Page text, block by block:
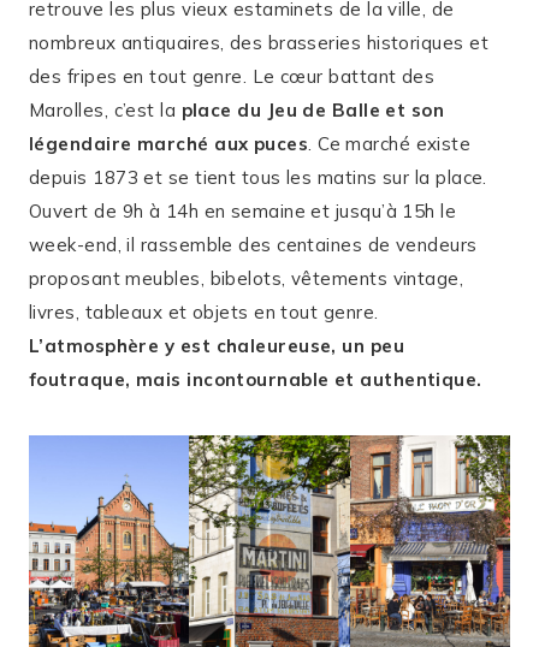
retrouve les plus vieux estaminets de la ville, de
nombreux antiquaires, des brasseries historiques et
des fripes en tout genre. Le cœur battant des
Marolles, c’est la place du Jeu de Balle et son
légendaire marché aux puces . Ce marché existe
depuis 1873 et se tient tous les matins sur la place.
Ouvert de 9h à 14h en semaine et jusqu’à 15h le
week-end, il rassemble des centaines de vendeurs
proposant meubles, bibelots, vêtements vintage,
livres, tableaux et objets en tout genre.
L’atmosphère y est chaleureuse, un peu
foutraque, mais incontournable et authentique.